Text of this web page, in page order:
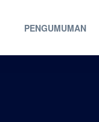
PENGUMUMAN